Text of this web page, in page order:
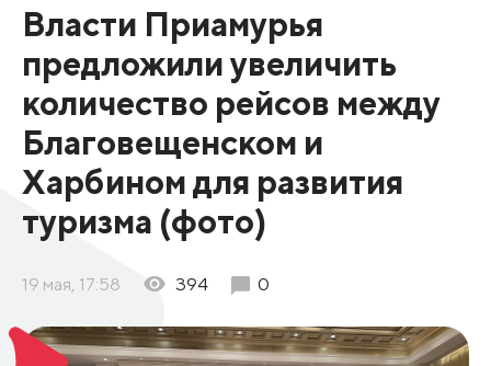
Власти Приамурья
предложили увеличить
количество рейсов между
Благовещенском и
Харбином для развития
туризма (фото)
19 мая, 17:58 394 0